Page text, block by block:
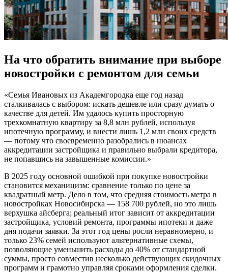
На что обратить внимание при выборе
новостройки с ремонтом для семьи
«Семья Ивановых из Академгородка еще год назад
сталкивалась с выбором: искать дешевле или сразу думать о
качестве для детей. Им удалось купить просторную
трехкомнатную квартиру за 8,8 млн рублей, используя
ипотечную программу, и внести лишь 1,2 млн своих средств
— потому что своевременно разобрались в нюансах
аккредитации застройщика и правильно выбрали кредитора,
не попавшись на завышенные комиссии.»
В 2025 году основной ошибкой при покупке новостройки
становится механицизм: сравнение только по цене за
квадратный метр. Дело в том, что средняя стоимость метра в
новостройках Новосибирска — 158 700 рублей, но это лишь
верхушка айсберга; реальный итог зависит от аккредитации
застройщика, условий ремонта, программы ипотеки и даже
дня подачи заявки. За этот год цены росли неравномерно, и
только 23% семей используют альтернативные схемы,
позволяющие уменьшить расходы до 40% от стандартной
суммы, просто совместив несколько действующих скидочных
программ и грамотно управляя сроками оформления сделки.